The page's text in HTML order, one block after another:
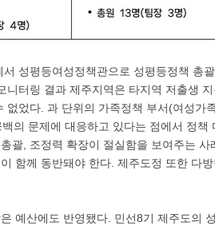
성평등여성정책관으로 성평등정책 총
니터링 결과 제주지역은 타지역 저출생
없었다. 과 단위의 가족정책 부서(여성가
의 문제에 대응하고 있다는 점에서 정책
괄, 조정력 확장이 절실함을 보여주는
함께 동반돼야 한다. 제주도정 또한 다방
예산에도 반영됐다. 민선8기 제주도의